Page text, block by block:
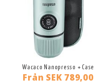
Wacaco Nanopresso + Case
Från SEK 789,00